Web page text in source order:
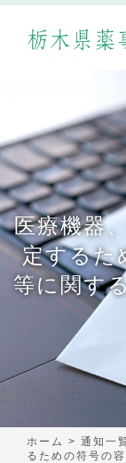
医療機器
定するた
等に関す
ホーム > 通知一
るための符号の